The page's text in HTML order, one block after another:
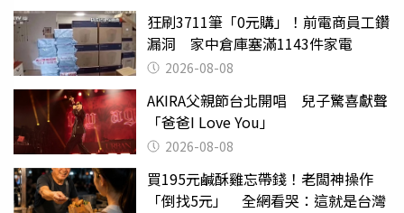
狂刷3711筆「0元購」！前電商員工鑽
漏洞 家中倉庫塞滿1143件家電
2026-08-08
AKIRA父親節台北開唱 兒子驚喜獻聲
「爸爸I Love You」
2026-08-08
買195元鹹酥雞忘帶錢！老闆神操作
「倒找5元」 全網看哭：這就是台灣